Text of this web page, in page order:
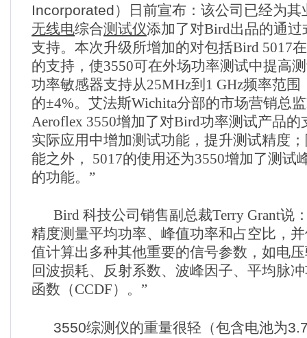
Incorporated） 日前宣布 ： 该公司已经为其
无线电综合测试仪添加了对Bird出品的通
支持。本次升级所增加的对包括Bird 5017
的支持，使3550可在外场功率测试中提高
功率敏感器支持从25MHz到1 GHz频率范
的±4%。艾法斯Wichita分部的市场营销总监
Aeroflex 3550增加了对Bird功率测试产品的
实际应用中增加测试功能，提升测试精度
能之外， 5017的使用还为3550增加了测试
的功能。 ”
Bird 科技公司销售副总裁Terry Grant说
精度测量平均功率、峰值功率和占空比，
值计算出多种其他重要的信号参数，如电
回波损耗、反射系数、波峰因子、平均脉
函数（CCDF）。 ”
3550综测仪的重量很轻（包含电池为